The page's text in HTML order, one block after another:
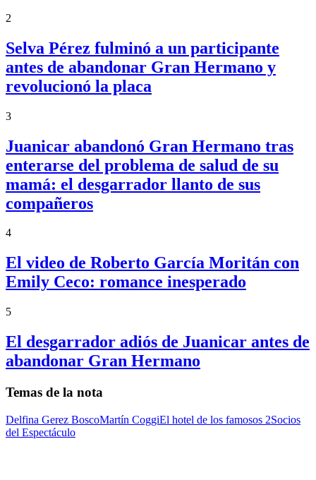
2
Selva Pérez fulminó a un participante
antes de abandonar Gran Hermano y
revolucionó la placa
3
Juanicar abandonó Gran Hermano tras
enterarse del problema de salud de su
mamá: el desgarrador llanto de sus
compañeros
4
El video de Roberto García Moritán con
Emily Ceco: romance inesperado
5
El desgarrador adiós de Juanicar antes de
abandonar Gran Hermano
Temas de la nota
Delfina Gerez BoscoMartín CoggiEl hotel de los famosos 2Socios
del Espectáculo